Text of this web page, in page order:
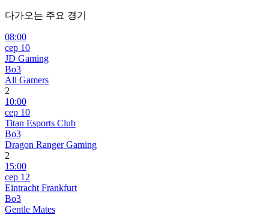
다가오는 주요 경기
08:00
сер 10
JD Gaming
Bo3
All Gamers
2
10:00
сер 10
Titan Esports Club
Bo3
Dragon Ranger Gaming
2
15:00
сер 12
Eintracht Frankfurt
Bo3
Gentle Mates